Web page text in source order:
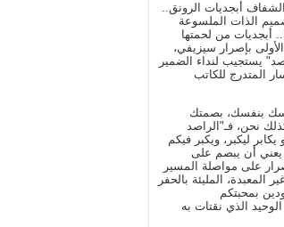
أبجديات الرونق..
الذات الملسوعة
أبجديات من لحمتها
بإصرار سيزيفي،
يستجيب لنداء الضمير
المتدرج للكاتب
بنفسك، بصمتك
نحن، فـ"الراصد
ليكبر، ويكبر فيكم
يعني أن يبصم على
على مواصلة المسير
المليئة بالحفر
بمحبتكم
الذي نقتات به